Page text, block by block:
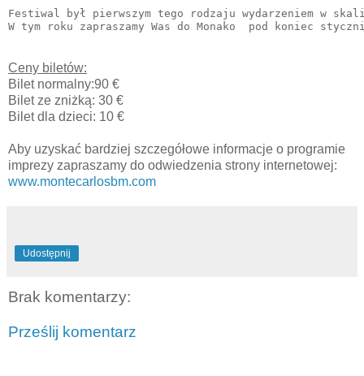
Festiwal był pierwszym tego rodzaju wydarzeniem w
W tym roku zapraszamy Was do Monako  pod koniec
Ceny biletów:
Bilet normalny:90 €
Bilet ze zniżką: 30 €
Bilet dla dzieci: 10 €
Aby uzyskać bardziej szczegółowe informacje o programie
imprezy zapraszamy do odwiedzenia strony internetowej:
www.montecarlosbm.com
Udostępnij
Brak komentarzy:
Prześlij komentarz